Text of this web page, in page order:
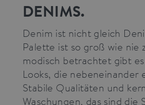
DENIMS.
Denim ist nicht gleich
Palette ist so groß wie nie
modisch betrachtet gibt
Looks, die nebeneinander
Stabile Qualitäten und
Waschungen, das sind die